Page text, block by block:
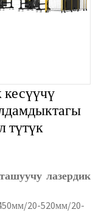
кесүүчү
түтүк
лазердик
20-520мм/20-